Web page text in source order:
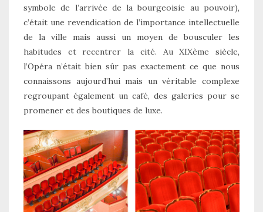
symbole de l’arrivée de la bourgeoisie au pouvoir),
c’était une revendication de l’importance intellectuelle
de la ville mais aussi un moyen de bousculer les
habitudes et recentrer la cité. Au XIXème siècle,
l’Opéra n’était bien sûr pas exactement ce que nous
connaissons aujourd’hui mais un véritable complexe
regroupant également un café, des galeries pour se
promener et des boutiques de luxe.